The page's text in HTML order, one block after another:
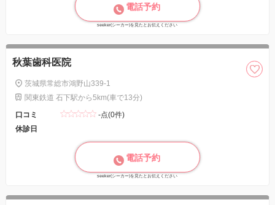
電話予約
seeker(シーカー)を見たとお伝えください
秋葉歯科医院
茨城県常総市鴻野山339-1
関東鉄道 石下駅から5km(車で13分)
口コミ
-点(0件)
休診日
電話予約
seeker(シーカー)を見たとお伝えください